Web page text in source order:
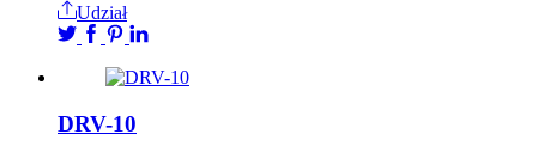
Udział
DRV-10